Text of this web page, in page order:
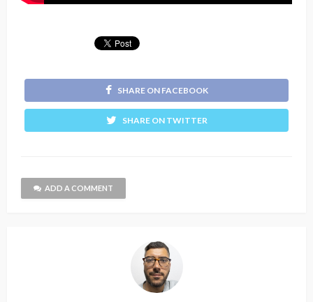
SHARE ON FACEBOOK
SHARE ON TWITTER
ADD A COMMENT